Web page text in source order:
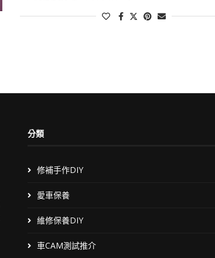
分類
修補手作DIY
愛車保養
維修保養DIY
車CAM測試推介